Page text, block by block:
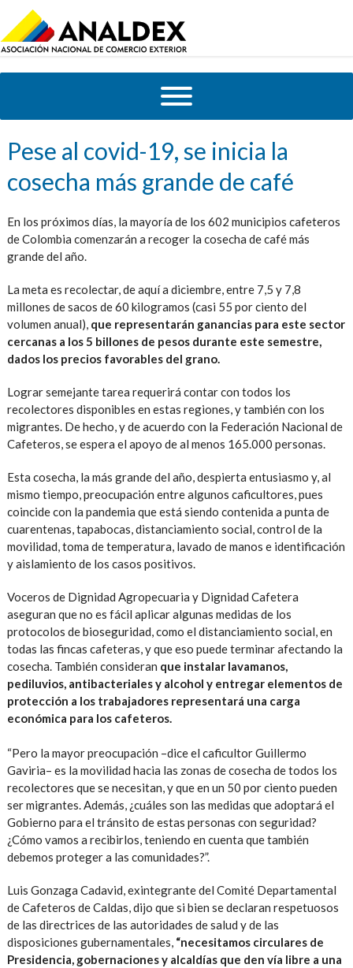
Pese al covid-19, se inicia la
cosecha más grande de café
En los próximos días, la mayoría de los 602 municipios cafeteros
de Colombia comenzarán a recoger la cosecha de café más
grande del año.
La meta es recolectar, de aquí a diciembre, entre 7,5 y 7,8
millones de sacos de 60 kilogramos (casi 55 por ciento del
volumen anual), que representarán ganancias para este sector
cercanas a los 5 billones de pesos durante este semestre,
dados los precios favorables del grano.
Lograr semejante tarea requerirá contar con todos los
recolectores disponibles en estas regiones, y también con los
migrantes. De hecho, y de acuerdo con la Federación Nacional de
Cafeteros, se espera el apoyo de al menos 165.000 personas.
Esta cosecha, la más grande del año, despierta entusiasmo y, al
mismo tiempo, preocupación entre algunos caficultores, pues
coincide con la pandemia que está siendo contenida a punta de
cuarentenas, tapabocas, distanciamiento social, control de la
movilidad, toma de temperatura, lavado de manos e identificación
y aislamiento de los casos positivos.
Voceros de Dignidad Agropecuaria y Dignidad Cafetera
aseguran que no es fácil aplicar algunas medidas de los
protocolos de bioseguridad, como el distanciamiento social, en
todas las fincas cafeteras, y que eso puede terminar afectando la
cosecha. También consideran que instalar lavamanos,
pediluvios, antibacteriales y alcohol y entregar elementos de
protección a los trabajadores representará una carga
económica para los cafeteros.
“Pero la mayor preocupación –dice el caficultor Guillermo
Gaviria– es la movilidad hacia las zonas de cosecha de todos los
recolectores que se necesitan, y que en un 50 por ciento pueden
ser migrantes. Además, ¿cuáles son las medidas que adoptará el
Gobierno para el tránsito de estas personas con seguridad?
¿Cómo vamos a recibirlos, teniendo en cuenta que también
debemos proteger a las comunidades?”.
Luis Gonzaga Cadavid, exintegrante del Comité Departamental
de Cafeteros de Caldas, dijo que si bien se declaran respetuosos
de las directrices de las autoridades de salud y de las
disposiciones gubernamentales, “necesitamos circulares de
Presidencia, gobernaciones y alcaldías que den vía libre a una